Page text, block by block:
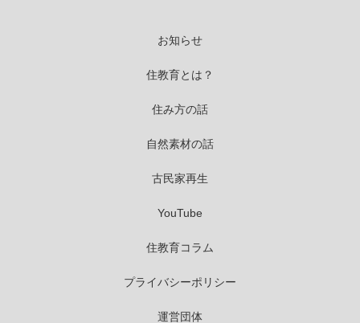
お知らせ
住教育とは？
住み方の話
自然素材の話
古民家再生
YouTube
住教育コラム
プライバシーポリシー
運営団体